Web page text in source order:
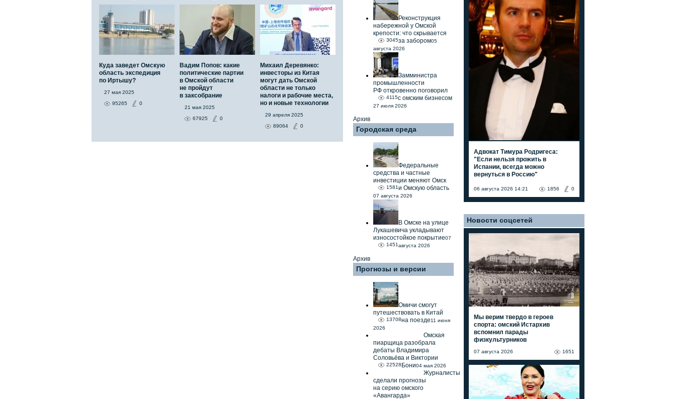
Куда заведет Омскую
область экспедиция
по Иртышу?
27 мая 2025
95265
0
Вадим Попов: какие
политические партии
в Омской области
не пройдут
в заксобрание
21 мая 2025
67925
0
Михаил Деревянко:
инвесторы из Китая
могут дать Омской
области не только
налоги и рабочие места,
но и новые технологии
29 апреля 2025
89064
0
Реконструкция
набережной у Омской
крепости: что скрывается
за забором
3045
05
августа 2026
Замминистра
промышленности
РФ откровенно поговорил
с омским бизнесом
4115
27 июля 2026
Архив
Городская среда
Федеральные
средства и частные
инвестиции меняют Омск
и Омскую область
1581
07 августа 2026
В Омске на улице
Лукашевича укладывают
износостойкое покрытие
1451
07
августа 2026
Архив
Прогнозы и версии
Омичи смогут
путешествовать в Китай
на поезде
13708
11 июня
2026
Омская
пиарщица разобрала
дебаты Владимира
Соловьёва и Виктории
Бони
22528 04 мая 2026
Журналисты
сделали прогнозы
на серию омского
«Авангарда»
Адвокат Тимура Родригеса:
"Если нельзя прожить в
Испании, всегда можно
вернуться в Россию"
06 августа 2026 14:21 0
1856
Новости соцсетей
Мы верим твердо в героев
спорта: омский Истархив
вспомнил парады
физкультурников
1651
07 августа 2026